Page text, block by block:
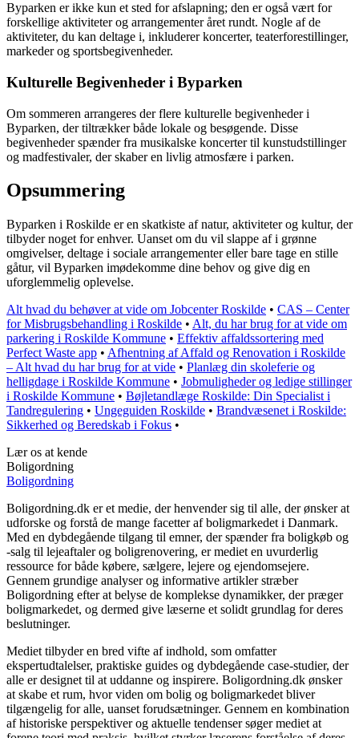
Byparken er ikke kun et sted for afslapning; den er også vært for
forskellige aktiviteter og arrangementer året rundt. Nogle af de
aktiviteter, du kan deltage i, inkluderer koncerter, teaterforestillinger,
markeder og sportsbegivenheder.
Kulturelle Begivenheder i Byparken
Om sommeren arrangeres der flere kulturelle begivenheder i
Byparken, der tiltrækker både lokale og besøgende. Disse
begivenheder spænder fra musikalske koncerter til kunstudstillinger
og madfestivaler, der skaber en livlig atmosfære i parken.
Opsummering
Byparken i Roskilde er en skatkiste af natur, aktiviteter og kultur, der
tilbyder noget for enhver. Uanset om du vil slappe af i grønne
omgivelser, deltage i sociale arrangementer eller bare tage en stille
gåtur, vil Byparken imødekomme dine behov og give dig en
uforglemmelig oplevelse.
Alt hvad du behøver at vide om Jobcenter Roskilde • CAS – Center
for Misbrugsbehandling i Roskilde • Alt, du har brug for at vide om
parkering i Roskilde Kommune • Effektiv affaldssortering med
Perfect Waste app • Afhentning af Affald og Renovation i Roskilde
– Alt hvad du har brug for at vide • Planlæg din skoleferie og
helligdage i Roskilde Kommune • Jobmuligheder og ledige stillinger
i Roskilde Kommune • Bøjletandlæge Roskilde: Din Specialist i
Tandregulering • Ungeguiden Roskilde • Brandvæsenet i Roskilde:
Sikkerhed og Beredskab i Fokus •
Lær os at kende
Boligordning
Boligordning
Boligordning.dk er et medie, der henvender sig til alle, der ønsker at
udforske og forstå de mange facetter af boligmarkedet i Danmark.
Med en dybdegående tilgang til emner, der spænder fra boligkøb og
-salg til lejeaftaler og boligrenovering, er mediet en uvurderlig
ressource for både købere, sælgere, lejere og ejendomsejere.
Gennem grundige analyser og informative artikler stræber
Boligordning efter at belyse de komplekse dynamikker, der præger
boligmarkedet, og dermed give læserne et solidt grundlag for deres
beslutninger.
Mediet tilbyder en bred vifte af indhold, som omfatter
ekspertudtalelser, praktiske guides og dybdegående case-studier, der
alle er designet til at uddanne og inspirere. Boligordning.dk ønsker
at skabe et rum, hvor viden om bolig og boligmarkedet bliver
tilgængelig for alle, uanset forudsætninger. Gennem en kombination
af historiske perspektiver og aktuelle tendenser søger mediet at